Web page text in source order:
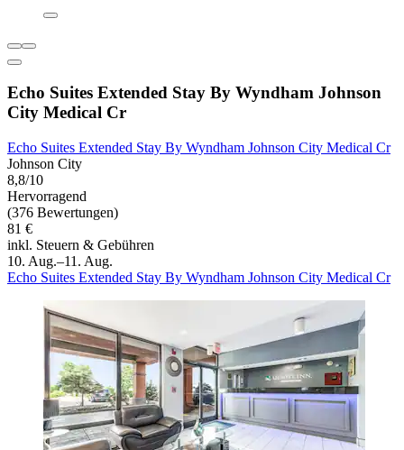
Echo Suites Extended Stay By Wyndham Johnson
City Medical Cr
Echo Suites Extended Stay By Wyndham Johnson City Medical Cr
Johnson City
8,8/10
Hervorragend
(376 Bewertungen)
81 €
inkl. Steuern & Gebühren
10. Aug.–11. Aug.
Echo Suites Extended Stay By Wyndham Johnson City Medical Cr